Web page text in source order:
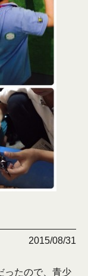
2015/08/31
ったので、青少